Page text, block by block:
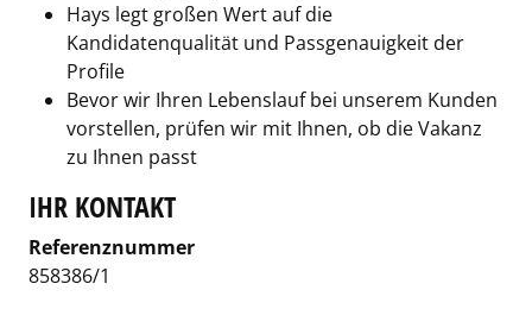
Hays legt großen Wert auf die
Kandidatenqualität und Passgenauigkeit der
Profile
Bevor wir Ihren Lebenslauf bei unserem Kunden
vorstellen, prüfen wir mit Ihnen, ob die Vakanz
zu Ihnen passt
IHR KONTAKT
Referenznummer
858386/1